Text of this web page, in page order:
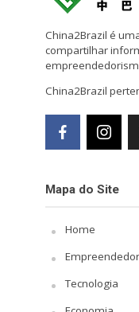
China2Brazil é
compartilhar
China2Brazil
Mapa do Site
Home
Tecnologia